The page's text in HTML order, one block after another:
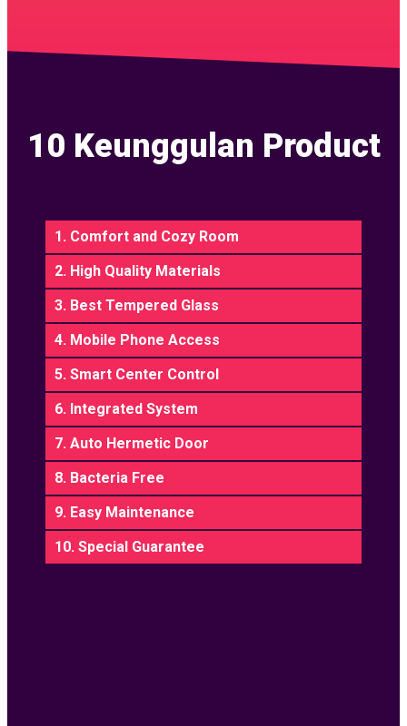
10 Keunggulan Product
1. Comfort and Cozy Room
2. High Quality Materials
3. Best Tempered Glass
4. Mobile Phone Access
5. Smart Center Control
6. Integrated System
7. Auto Hermetic Door
8. Bacteria Free
9. Easy Maintenance
10. Special Guarantee